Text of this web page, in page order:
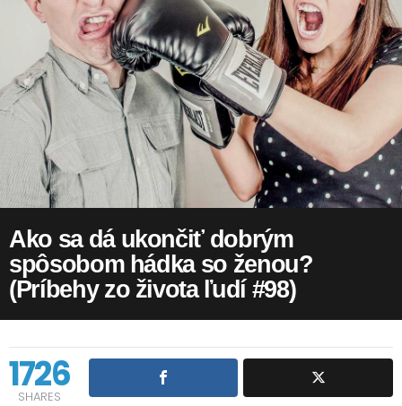
Ako sa dá ukončiť dobrým
spôsobom hádka so ženou?
(Príbehy zo života ľudí #98)
1726
SHARES